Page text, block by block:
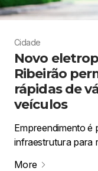
Cidade
Novo
Ribeirão
rápidas de
veículos
Empreendimento é
infraestrutura para
More